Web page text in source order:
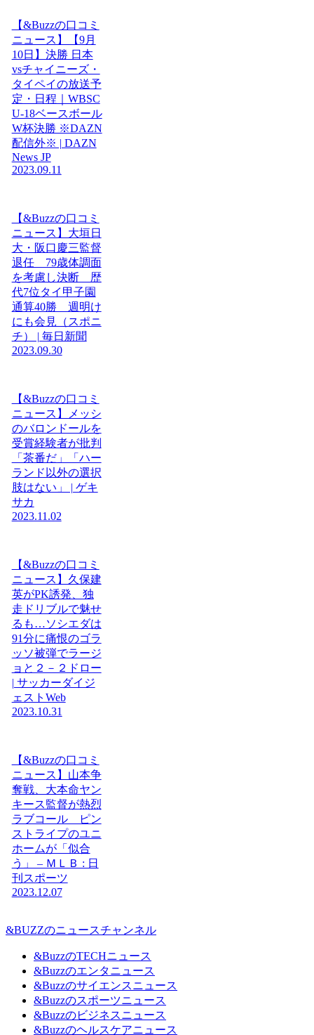
【&Buzzの口コミ
ニュース】【9月
10日】決勝 日本
vsチャイニーズ・
タイペイの放送予
定・日程｜WBSC
U-18ベースボール
W杯決勝 ※DAZN
配信外※ | DAZN
News JP
2023.09.11
【&Buzzの口コミ
ニュース】大垣日
大・阪口慶三監督
退任 79歳体調面
を考慮し決断 歴
代7位タイ甲子園
通算40勝 週明け
にも会見（スポニ
チ） | 毎日新聞
2023.09.30
【&Buzzの口コミ
ニュース】メッシ
のバロンドールを
受賞経験者が批判
「茶番だ」「ハー
ランド以外の選択
肢はない」 | ゲキ
サカ
2023.11.02
【&Buzzの口コミ
ニュース】久保建
英がPK誘発、独
走ドリブルで魅せ
るも…ソシエダは
91分に痛恨のゴラ
ッソ被弾でラージ
ョと２－２ドロー
| サッカーダイジ
ェストWeb
2023.10.31
【&Buzzの口コミ
ニュース】山本争
奪戦、大本命ヤン
キース監督が熱烈
ラブコール ピン
ストライプのユニ
ホームが「似合
う」 – ＭＬＢ : 日
刊スポーツ
2023.12.07
&BUZZのニュースチャンネル
&BuzzのTECHニュース
&Buzzのエンタニュース
&Buzzのサイエンスニュース
&Buzzのスポーツニュース
&Buzzのビジネスニュース
&Buzzのヘルスケアニュース